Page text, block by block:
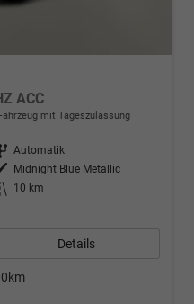
ACC
Fahrzeug mit Tageszulassung
Getriebe Automatik
Außenfarbe
Midnight Blue Metallic
Kilometerstand
10 km
Details